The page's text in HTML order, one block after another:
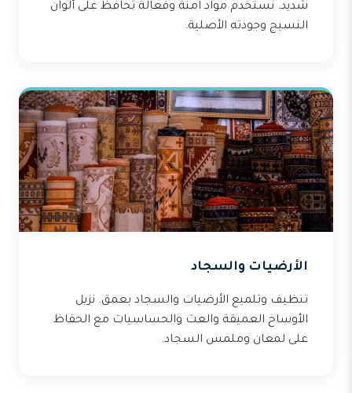
شديد. نستخدم مواد آمنة وفعالة تحافظ على ألوان
النسيج وجودته الأصلية.
الأرضيات والسجاد
تنظيف وتلميع الأرضيات والسجاد بعمق. نزيل
الأوساخ العميقة والعث والحساسيات مع الحفاظ
على لمعان وملمس السجاد.